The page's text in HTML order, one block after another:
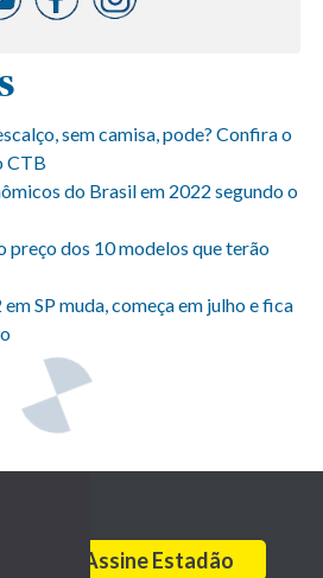
sem camisa, pode? Confira o
CTB
do Brasil em 2022 segundo o
preço dos 10 modelos que terão
SP muda, começa em julho e fica